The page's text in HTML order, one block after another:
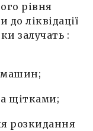
рівня
до ліквідації
залучать :
машин;
щітками;
розкидання